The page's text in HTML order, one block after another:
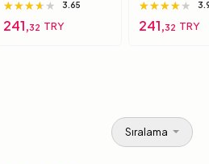
7 7 Numara
★★★★★
★★★★★
★★★★★ 3.65
241,32 TRY
Brc-7 5
★★★★★
★★★★★
★★★★★
241,32 TRY
Sıralama